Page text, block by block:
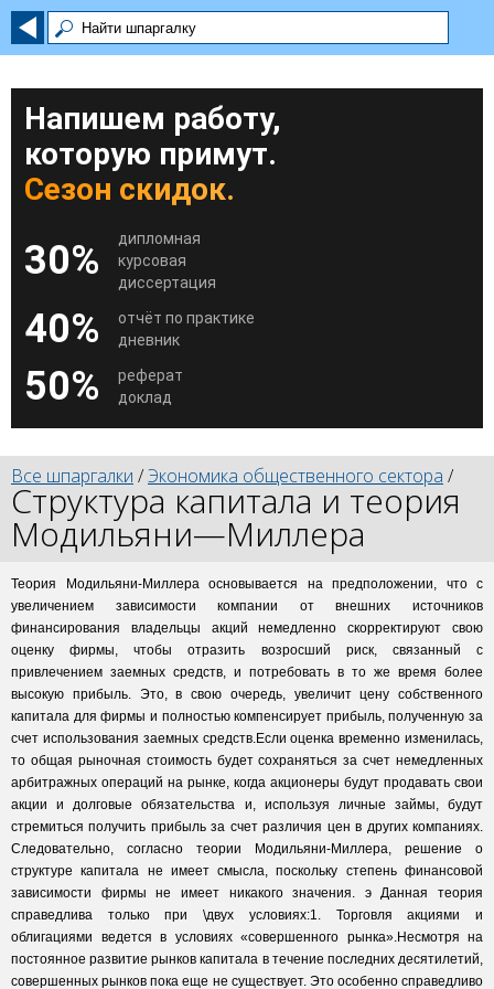
Напишем работу,
которую примут.
Сезон скидок.
30%
дипломная
курсовая
диссертация
40%
отчёт по практике
дневник
50%
реферат
доклад
Все шпаргалки /Экономика общественного сектора /
Структура капитала и теория
Модильяни—Миллера
Теория Модильяни-Миллера основывается на предположении, что с
увеличением зависимости компании от внешних источников
финансирования владельцы акций немедленно скорректируют свою
оценку фирмы, чтобы отразить возросший риск, связанный с
привлечением заемных средств, и потребовать в то же время более
высокую прибыль. Это, в свою очередь, увеличит цену собственного
капитала для фирмы и полностью компенсирует прибыль, полученную за
счет использования заемных средств.Если оценка временно изменилась,
то общая рыночная стоимость будет сохраняться за счет немедленных
арбитражных операций на рынке, когда акционеры будут продавать свои
акции и долговые обязательства и, используя личные займы, будут
стремиться получить прибыль за счет различия цен в других компаниях.
Следовательно, согласно теории Модильяни-Миллера, решение о
структуре капитала не имеет смысла, поскольку степень финансовой
зависимости фирмы не имеет никакого значения. э Данная теория
справедлива только при \двух условиях:1. Торговля акциями и
облигациями ведется в условиях «совершенного рынка».Несмотря на
постоянное развитие рынков капитала в течение последних десятилетий,
совершенных рынков пока еще не существует. Это особенно справедливо